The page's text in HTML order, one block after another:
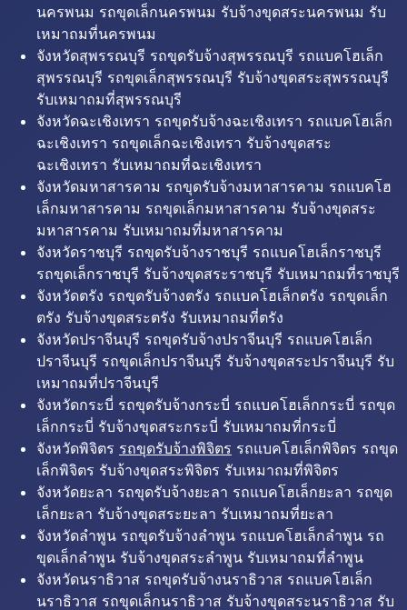
นครพนม รถขุดเล็กนครพนม รับจ้างขุดสระนครพนม รับ
เหมาถมที่นครพนม
จังหวัดสุพรรณบุรี รถขุดรับจ้างสุพรรณบุรี รถแบคโฮเล็ก
สุพรรณบุรี รถขุดเล็กสุพรรณบุรี รับจ้างขุดสระสุพรรณบุรี
รับเหมาถมที่สุพรรณบุรี
จังหวัดฉะเชิงเทรา รถขุดรับจ้างฉะเชิงเทรา รถแบคโฮเล็ก
ฉะเชิงเทรา รถขุดเล็กฉะเชิงเทรา รับจ้างขุดสระ
ฉะเชิงเทรา รับเหมาถมที่ฉะเชิงเทรา
จังหวัดมหาสารคาม รถขุดรับจ้างมหาสารคาม รถแบคโฮ
เล็กมหาสารคาม รถขุดเล็กมหาสารคาม รับจ้างขุดสระ
มหาสารคาม รับเหมาถมที่มหาสารคาม
จังหวัดราชบุรี รถขุดรับจ้างราชบุรี รถแบคโฮเล็กราชบุรี
รถขุดเล็กราชบุรี รับจ้างขุดสระราชบุรี รับเหมาถมที่ราชบุรี
จังหวัดตรัง รถขุดรับจ้างตรัง รถแบคโฮเล็กตรัง รถขุดเล็ก
ตรัง รับจ้างขุดสระตรัง รับเหมาถมที่ตรัง
จังหวัดปราจีนบุรี รถขุดรับจ้างปราจีนบุรี รถแบคโฮเล็ก
ปราจีนบุรี รถขุดเล็กปราจีนบุรี รับจ้างขุดสระปราจีนบุรี รับ
เหมาถมที่ปราจีนบุรี
จังหวัดกระบี่ รถขุดรับจ้างกระบี่ รถแบคโฮเล็กกระบี่ รถขุด
เล็กกระบี่ รับจ้างขุดสระกระบี่ รับเหมาถมที่กระบี่
จังหวัดพิจิตร รถขุดรับจ้างพิจิตร รถแบคโฮเล็กพิจิตร รถขุด
เล็กพิจิตร รับจ้างขุดสระพิจิตร รับเหมาถมที่พิจิตร
จังหวัดยะลา รถขุดรับจ้างยะลา รถแบคโฮเล็กยะลา รถขุด
เล็กยะลา รับจ้างขุดสระยะลา รับเหมาถมที่ยะลา
จังหวัดลำพูน รถขุดรับจ้างลำพูน รถแบคโฮเล็กลำพูน รถ
ขุดเล็กลำพูน รับจ้างขุดสระลำพูน รับเหมาถมที่ลำพูน
จังหวัดนราธิวาส รถขุดรับจ้างนราธิวาส รถแบคโฮเล็ก
นราธิวาส รถขุดเล็กนราธิวาส รับจ้างขุดสระนราธิวาส รับ